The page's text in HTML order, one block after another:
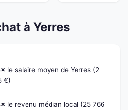
à Yerres
le salaire moyen de Yerres (2
€)
le revenu médian local (25 766